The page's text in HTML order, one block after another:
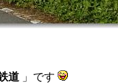
道」です